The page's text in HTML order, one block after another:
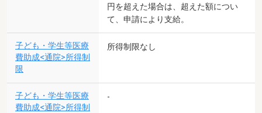
円を超えた場合は、超えた額につい
て、申請により支給。
子ども・学生等医療
費助成<通院>所得制
限
所得制限なし
子ども・学生等医療
費助成<通院>所得制
-